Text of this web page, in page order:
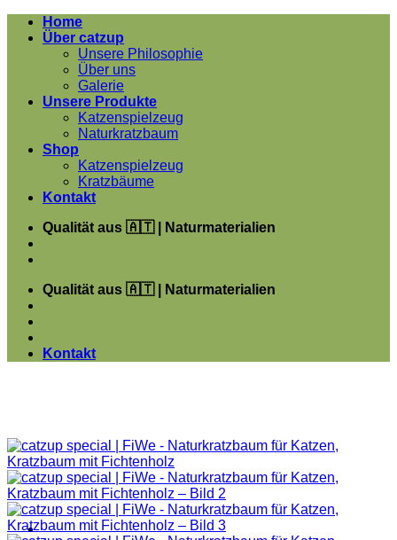
Zum
Inhalt
Home
Über catzup
Unsere Philosophie
Über uns
Galerie
Unsere Produkte
Katzenspielzeug
Naturkratzbaum
Shop
Katzenspielzeug
Kratzbäume
Kontakt
Qualität aus 🇦🇹 | Naturmaterialien
Qualität aus 🇦🇹 | Naturmaterialien
Kontakt